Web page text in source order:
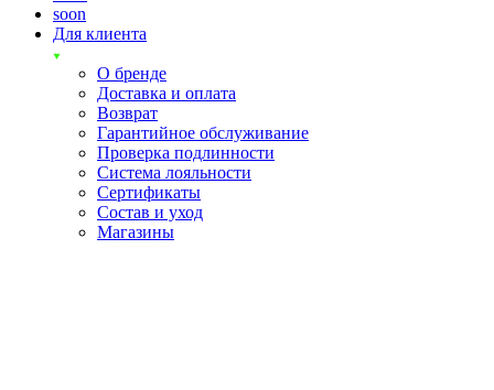
soon
Для клиента
О бренде
Доставка и оплата
Возврат
Гарантийное обслуживание
Проверка подлинности
Система лояльности
Сертификаты
Состав и уход
Магазины